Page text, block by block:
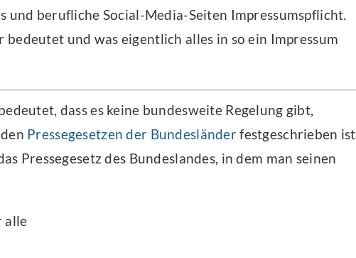
und berufliche Social-Media-Seiten Impressumspflicht.
bedeutet und was eigentlich alles in so ein Impressum
dass es keine bundesweite Regelung gibt,
Pressegesetzen der Bundesländerfestgeschrieben ist.
Pressegesetz des Bundeslandes, in dem man seinen
alle